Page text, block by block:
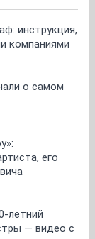
инструкция,
компаниями
о самом
его
летний
— видео с